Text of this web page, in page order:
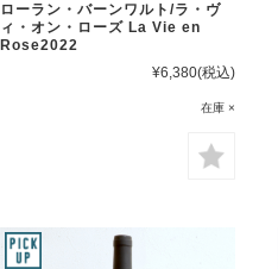
ローラン・バーンワルト/ラ・ヴ
ィ・オン・ローズ La Vie en
Rose2022
¥6,380(税込)
在庫 ×